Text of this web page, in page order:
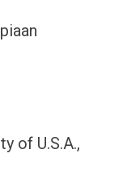
of U.S.A.,